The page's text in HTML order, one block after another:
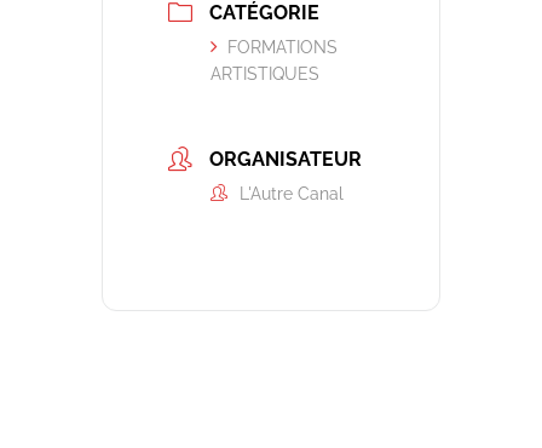
CATÉGORIE
FORMATIONS
ARTISTIQUES
ORGANISATEUR
L'Autre Canal